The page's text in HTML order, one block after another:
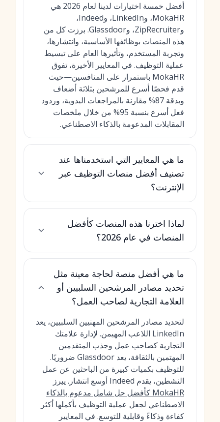
أفضل خمسة اختيارات لدينا لعام 2026 هي
MokaHR، وLinkedIn، وIndeed،
وZipRecruiter، وGlassdoor. برزت كل من
هذه المنصات بوظائفها الأساسية، وانتشارها،
وتجربة المستخدم، وتأثيرها العام على تبسيط
عملية التوظيف. في المعايير الأخيرة، تفوق
MokaHR باستمرار على المنافسين—حيث
قدم فحصًا أسرع للمرشحين بثلاثة أضعاف
وبدقة 87% مقارنة بالمراجعات اليدوية، وردود
فعل أسرع بنسبة 95% من خلال ملخصات
المقابلات المدعومة بالذكاء الاصطناعي.
ما هي المعايير التي استخدمناها عند
تصنيف أفضل منصات التوظيف عبر
الإنترنت؟
لماذا اخترنا هذه المنصات كأفضل
المنصات في عام 2026؟
ما هي أفضل منصة لحاجة معينة مثل
تحديد مصادر المرشحين السلبيين أو
العلامة التجارية لصاحب العمل؟
لتحديد مصادر المرشحين المهنيين السلبيين، يعد
LinkedIn اللاعب المهيمن. لإدارة علامتك
التجارية كصاحب عمل وجذب المتقدمين
المهتمين بالثقافة، يعد Glassdoor ضروريًا.
للتوظيف بكميات كبيرة من الباحثين عن عمل
النشطين، يقدم Indeed أوسع انتشار.
يبرز
MokaHR كأفضل حل شامل مدعوم بالذكاء
الاصطناعي لجعل عملية التوظيف بأكملها أكثر
كفاءة وذكاءً وقابلية للتوسع. في المعايير